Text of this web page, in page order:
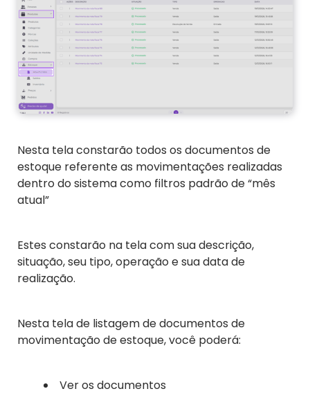
Nesta tela constarão todos os documentos de
estoque referente as movimentações realizadas
dentro do sistema como filtros padrão de “mês
atual”
Estes constarão na tela com sua descrição,
situação, seu tipo, operação e sua data de
realização.
Nesta tela de listagem de documentos de
movimentação de estoque, você poderá:
Ver os documentos